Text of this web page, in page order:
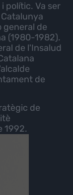
polític. Va ser
general de
(1980-1982).
de l'Insalud
de
de
1992.